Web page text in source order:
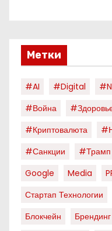
Метки
#AI #digital
#война
#криптовалюта
#санкции
#трамп
Google
Media
Стартап Технологии
Блокчейн
Брендинг